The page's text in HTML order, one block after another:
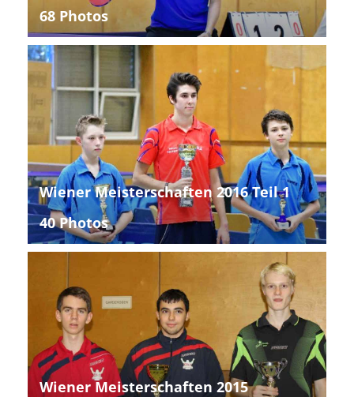
68 Photos
Wiener Meisterschaften 2016 Teil 1
40 Photos
Wiener Meisterschaften 2015